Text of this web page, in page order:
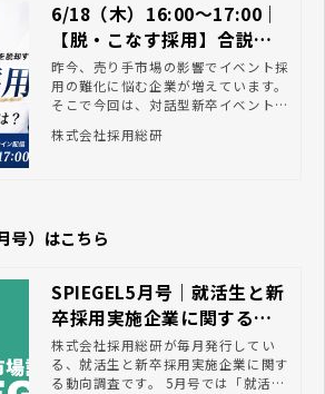
6/18（木）16:00～17:00｜
【脱・こなす採用】合説で
「会えない」、「つながら
ない」を脱却する！「イベ
ント採用」の戦い方とは？
昨今、売り手市場の影響でイベント採
用の難化に悩む企業が増えています。
そこで今回は、対話型新卒イベントを
氏が登壇。「接触者数」だけに囚われ
株式会社採用総研
号）はこちら
SPIEGEL5月号｜就活生と新
卒採用実施企業に関する動
向調査
株式会社採用総研が毎月発行してい
る、就活生と新卒採用実施企業に関す
る動向調査です。 5月号では「就活時